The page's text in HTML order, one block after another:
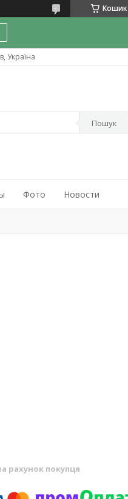
Кошик
Україна
Пошук
Фото Новости
рахунок покупця